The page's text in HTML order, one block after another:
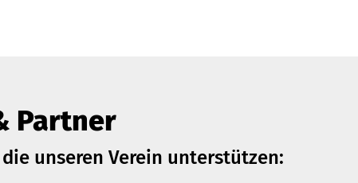
Partner
unseren Verein unterstützen: